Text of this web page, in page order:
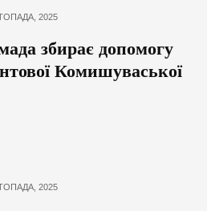
2025
збирає допомогу
Комишуваської
2025